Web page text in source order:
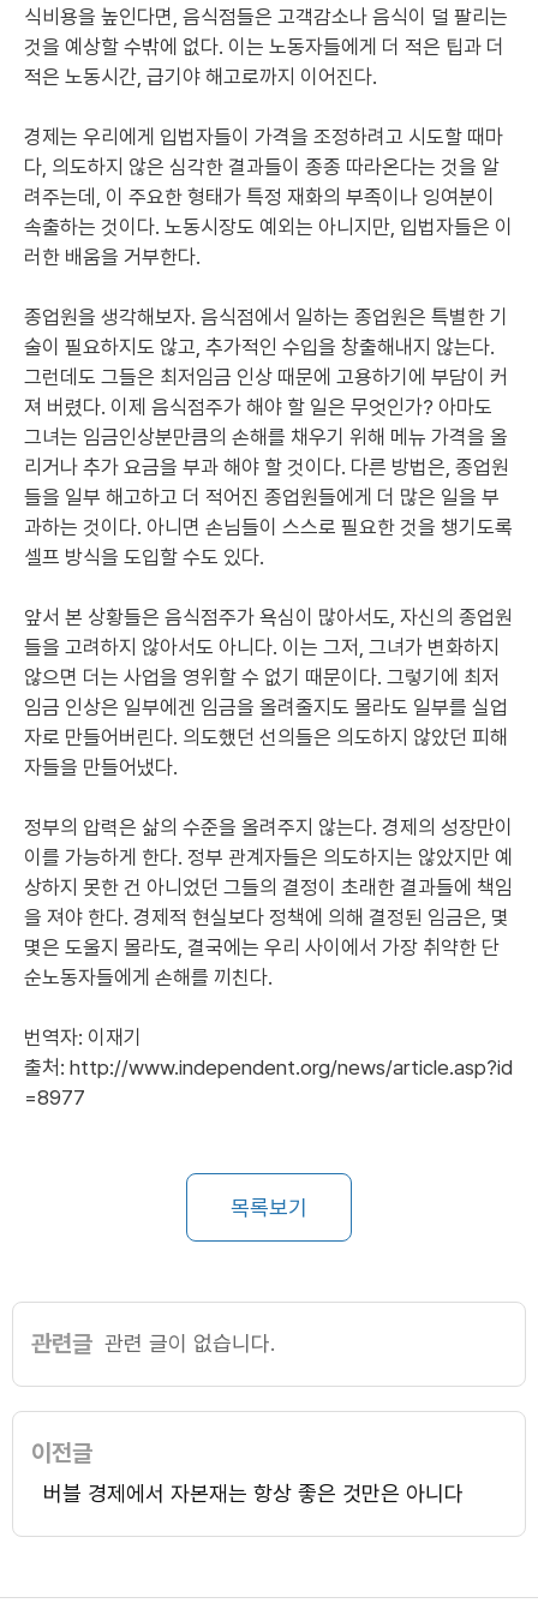
식비용을 높인다면, 음식점들은 고객감소나 음식이 덜 팔리는
것을 예상할 수밖에 없다. 이는 노동자들에게 더 적은 팁과 더
적은 노동시간, 급기야 해고로까지 이어진다.
경제는 우리에게 입법자들이 가격을 조정하려고 시도할 때마
다, 의도하지 않은 심각한 결과들이 종종 따라온다는 것을 알
려주는데, 이 주요한 형태가 특정 재화의 부족이나 잉여분이
속출하는 것이다. 노동시장도 예외는 아니지만, 입법자들은 이
러한 배움을 거부한다.
종업원을 생각해보자. 음식점에서 일하는 종업원은 특별한 기
술이 필요하지도 않고, 추가적인 수입을 창출해내지 않는다.
그런데도 그들은 최저임금 인상 때문에 고용하기에 부담이 커
져 버렸다. 이제 음식점주가 해야 할 일은 무엇인가? 아마도
그녀는 임금인상분만큼의 손해를 채우기 위해 메뉴 가격을 올
리거나 추가 요금을 부과 해야 할 것이다. 다른 방법은, 종업원
들을 일부 해고하고 더 적어진 종업원들에게 더 많은 일을 부
과하는 것이다. 아니면 손님들이 스스로 필요한 것을 챙기도록
셀프 방식을 도입할 수도 있다.
앞서 본 상황들은 음식점주가 욕심이 많아서도, 자신의 종업원
들을 고려하지 않아서도 아니다. 이는 그저, 그녀가 변화하지
않으면 더는 사업을 영위할 수 없기 때문이다. 그렇기에 최저
임금 인상은 일부에겐 임금을 올려줄지도 몰라도 일부를 실업
자로 만들어버린다. 의도했던 선의들은 의도하지 않았던 피해
자들을 만들어냈다.
정부의 압력은 삶의 수준을 올려주지 않는다. 경제의 성장만이
이를 가능하게 한다. 정부 관계자들은 의도하지는 않았지만 예
상하지 못한 건 아니었던 그들의 결정이 초래한 결과들에 책임
을 져야 한다. 경제적 현실보다 정책에 의해 결정된 임금은, 몇
몇은 도울지 몰라도, 결국에는 우리 사이에서 가장 취약한 단
순노동자들에게 손해를 끼친다.
번역자: 이재기
출처: http://www.independent.org/news/article.asp?id
=8977
목록보기
관련글 관련 글이 없습니다.
이전글
버블 경제에서 자본재는 항상 좋은 것만은 아니다